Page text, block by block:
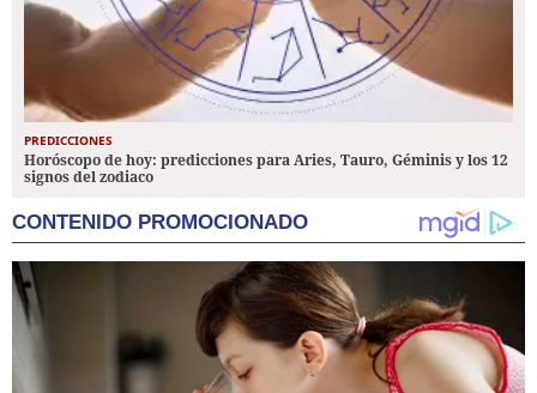
PREDICCIONES
Horóscopo de hoy: predicciones para Aries, Tauro, Géminis y los 12
signos del zodiaco
CONTENIDO PROMOCIONADO